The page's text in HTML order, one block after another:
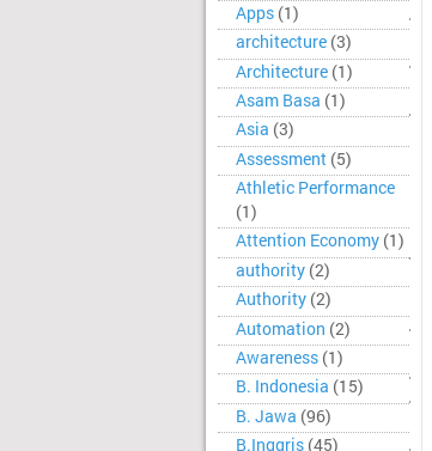
Apps (1)
architecture (3)
Architecture (1)
Asam Basa (1)
Asia (3)
Assessment (5)
Athletic Performance
(1)
Attention Economy (1)
authority (2)
Authority (2)
Automation (2)
Awareness (1)
B. Indonesia (15)
B. Jawa (96)
B.Inggris (45)
·
·
·
·
·
·
·